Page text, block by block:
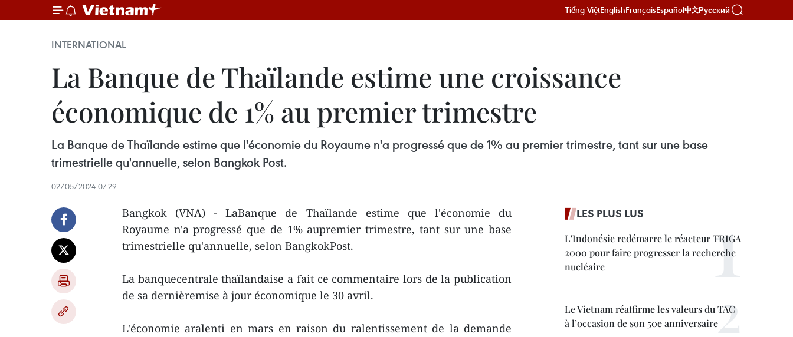
Tiếng ViệtEnglishFrançaisEspañol中文Русский
INTERNATIONAL
La Banque de Thaïlande estime une croissance
économique de 1% au premier trimestre
La Banque de Thaïlande estime que l'économie du Royaume n'a progressé que de 1% au premier trimestre, tant sur une base
trimestrielle qu'annuelle, selon Bangkok Post.
02/05/2024 07:29
Bangkok (VNA) - LaBanque de Thaïlande estime que l'économie du
Royaume n'a progressé que de 1% aupremier trimestre, tant sur une base
trimestrielle qu'annuelle, selon BangkokPost.
La banquecentrale thaïlandaise a fait ce commentaire lors de la publication
de sa dernièremise à jour économique le 30 avril.
L'économie aralenti en mars en raison du ralentissement de la demande
LES PLUS LUS
L'Indonésie redémarre le réacteur TRIGA
2000 pour faire progresser la recherche
nucléaire
Le Vietnam réaffirme les valeurs du TAC
à l’occasion de son 50e anniversaire